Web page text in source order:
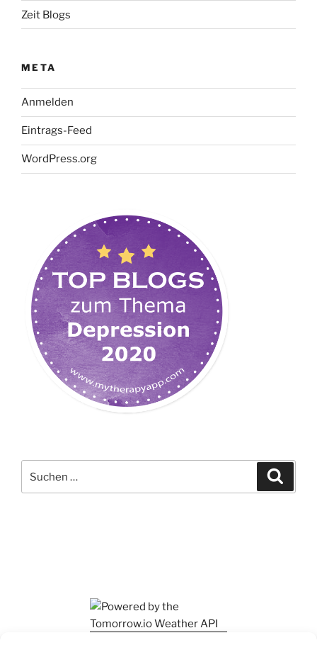
Zeit Blogs
META
Anmelden
Eintrags-Feed
WordPress.org
nach: